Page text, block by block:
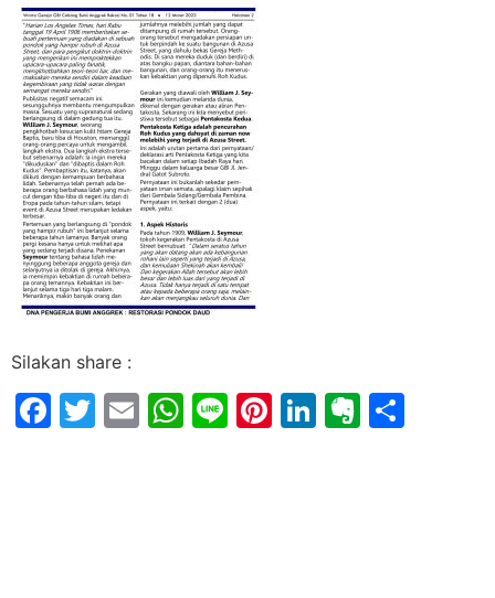
Silakan share :
Facebook
Twitter
EmailWhatsApp
LinePinterest
LinkedIn